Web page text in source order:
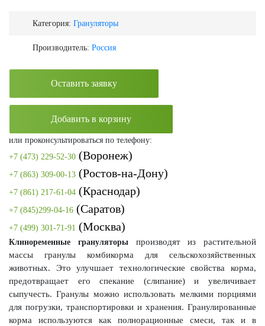
Категория: Грануляторы
Производитель: Россия
Оставить заявку
Добавить в корзину
или проконсультироваться по телефону:
+7 (473) 229-52-30 (Воронеж)
+7 (863) 309-00-13 (Ростов-на-Дону)
+7 (861) 217-61-04 (Краснодар)
+7 (845)299-04-16 (Саратов)
+7 (499) 301-71-91 (Москва)
Клиноременные грануляторыпроизводят из растительной
массы гранулы комбикорма для сельскохозяйственных
животных. Это улучшает технологические свойства корма,
предотвращает его спекание (слипание) и увеличивает
сыпучесть. Гранулы можно использовать мелкими порциями
для погрузки, транспортировки и хранения. Гранулированные
корма используются как полнорационные смеси, так и в